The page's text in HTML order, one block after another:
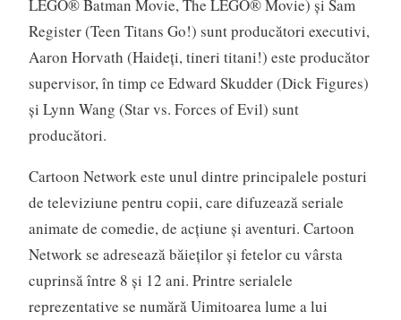
LEGO® Batman Movie, The LEGO® Movie) şi Sam
Register (Teen Titans Go!) sunt producători executivi,
Aaron Horvath (Haideţi, tineri titani!) este producător
supervisor, în timp ce Edward Skudder (Dick Figures)
și Lynn Wang (Star vs. Forces of Evil) sunt
producători.
Cartoon Network este unul dintre principalele posturi
de televiziune pentru copii, care difuzează seriale
animate de comedie, de acţiune şi aventuri. Cartoon
Network se adresează băieţilor şi fetelor cu vârsta
cuprinsă între 8 şi 12 ani. Printre serialele
reprezentative se numără Uimitoarea lume a lui